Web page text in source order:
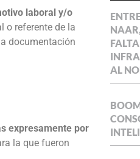
laboral y/o
o referente de la
documentación
expresamente por
la que fueron
AL